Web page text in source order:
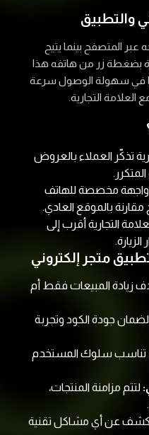
والتطبيق
عبر المتصفح بينما يتيح
بضغطة زر من هاتفه هذا
في سهولة الوصول سرعة
العلامة التجارية.
تذكّر العملاء بالعروض
مخصصة للهاتف
بالموقع العادي.
التجارية أقرب إلى
متجر إلكتروني
زيادة المبيعات فقط أم
لضمان جودة الكود وتجربة
تناسب سلوك المستخدم
لتتم مزامنة المنتجات،
عن أي مشاكل تقنية